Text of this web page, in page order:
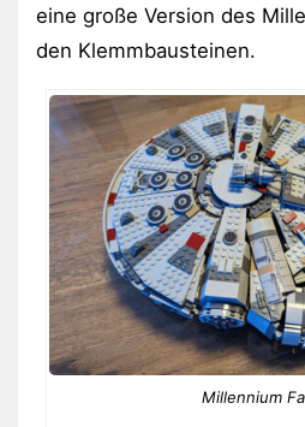
eine große Version des
den Klemmbausteinen.
Millennium